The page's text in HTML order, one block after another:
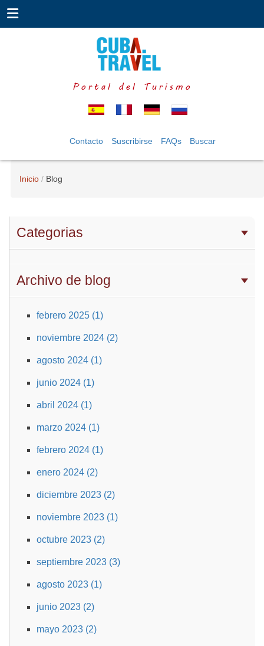
Portal del Turismo
Contacto Suscribirse FAQs Buscar
Inicio Blog
Categorias
Archivo de blog
febrero 2025 (1)
noviembre 2024 (2)
agosto 2024 (1)
junio 2024 (1)
abril 2024 (1)
marzo 2024 (1)
febrero 2024 (1)
enero 2024 (2)
diciembre 2023 (2)
noviembre 2023 (1)
octubre 2023 (2)
septiembre 2023 (3)
agosto 2023 (1)
junio 2023 (2)
mayo 2023 (2)